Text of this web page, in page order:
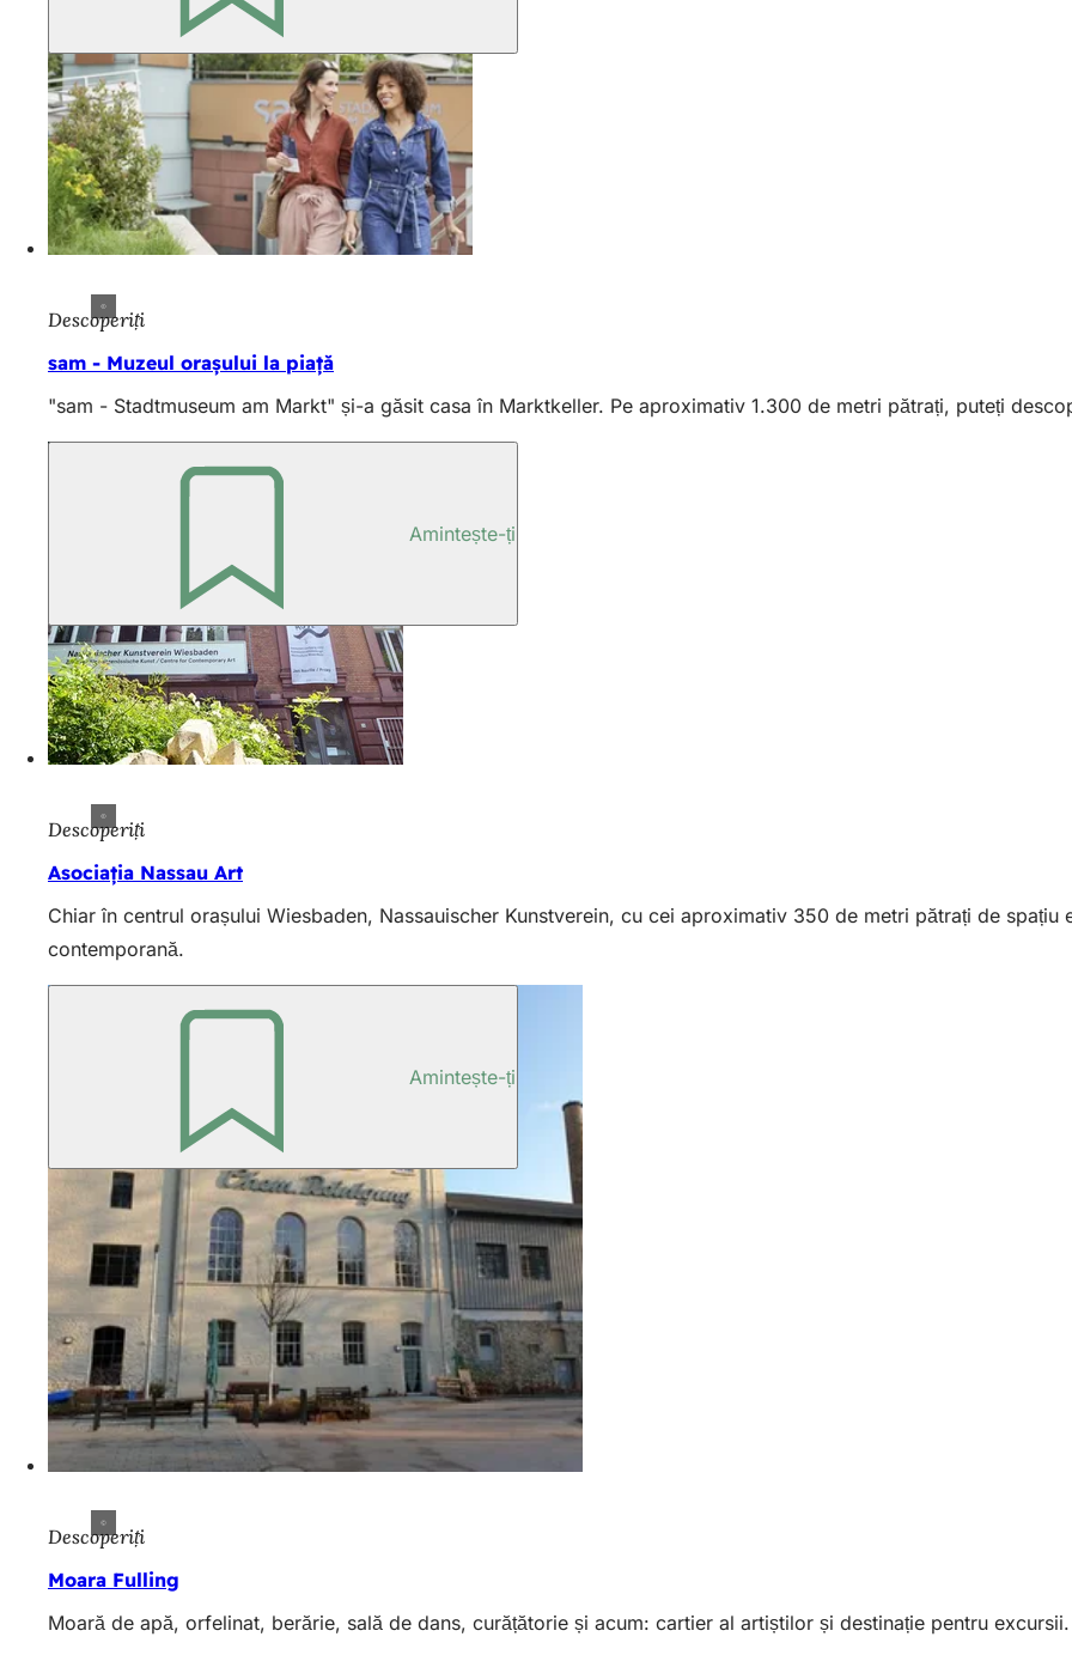
Descoperiți
sam - Muzeul orașului la piață
"sam - Stadtmuseum am Markt" și-a găsit casa în Marktkeller. Pe aproximativ 1.300 de metri pătrați, puteți
Amintește-ți
Descoperiți
Asociația Nassau Art
Chiar în centrul orașului Wiesbaden, Nassauischer Kunstverein, cu cei aproximativ 350 de metri pătrați de
contemporană.
Amintește-ți
Descoperiți
Moara Fulling
Moară de apă, orfelinat, berărie, sală de dans, curățătorie și acum: cartier al artiștilor și destinație pentru excursii.